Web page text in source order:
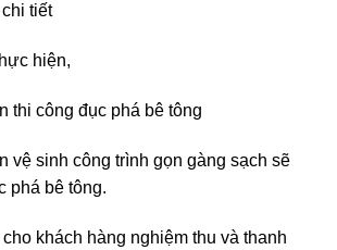
tiết
hiện,
thi công đục phá bê tông
vệ sinh công trình gọn gàng sạch sẽ
phá bê tông.
khách hàng nghiệm thu và thanh